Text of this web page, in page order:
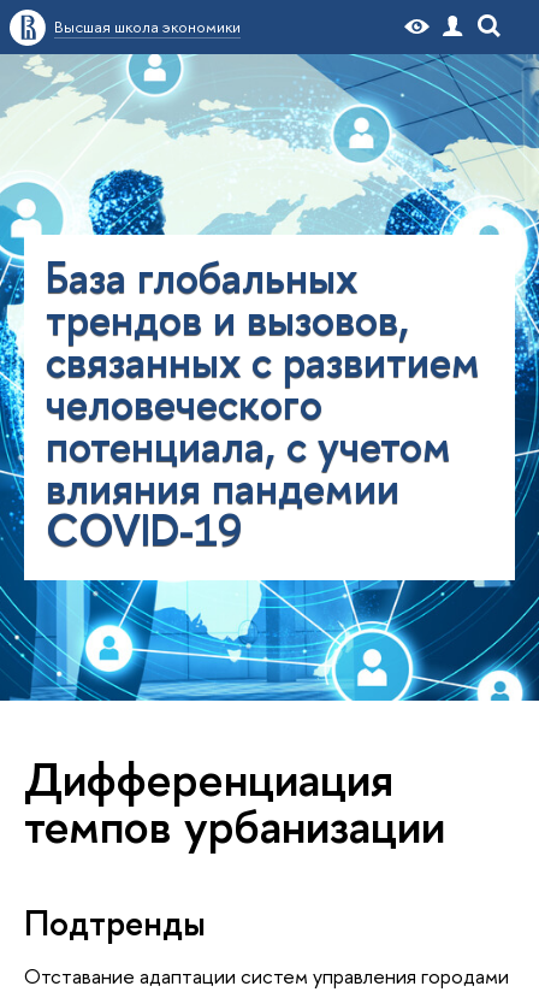
Высшая школа экономики
База глобальных
трендов и вызовов,
связанных с развитием
человеческого
потенциала, с учетом
влияния пандемии
COVID-19
Дифференциация
темпов урбанизации
Подтренды
Отставание адаптации систем управления городами